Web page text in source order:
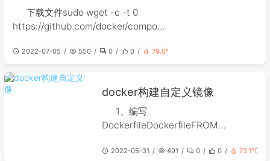
下载文件sudo wget -c -t 0
https://github.com/docker/compose
compose-`uname -s`-`uname -m`
2022-07-05 550 0 0 79.0℃
docker构建自定义镜像
1、编写
DockerfileDockerfileFROM
apt install -y vim2、构建镜像执行命
2022-05-31 491 0 0 73.1℃